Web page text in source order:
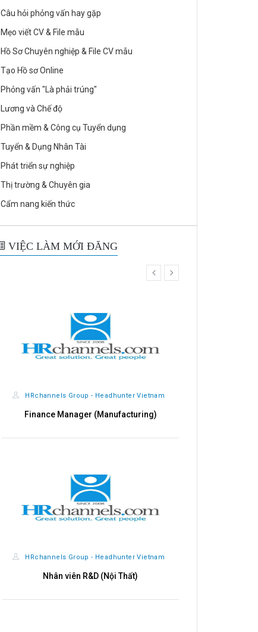
Câu hỏi phỏng vấn hay gặp
Mẹo viết CV & File mẫu
Hồ Sơ Chuyên nghiệp & File CV mẫu
Tạo Hồ sơ Online
Phỏng vấn "Là phải trúng"
Lương và Chế độ
Phần mềm & Công cụ Tuyển dụng
Tuyển & Dụng Nhân Tài
Phát triển sự nghiệp
Thị trường & Chuyên gia
Cẩm nang kiến thức
VIỆC LÀM MỚI ĐĂNG
HRchannels Group - Headhunter Vietnam
Finance Manager (Manufacturing)
HRchannels Group - Headhunter Vietnam
Nhân viên R&D (Nội Thất)
prev